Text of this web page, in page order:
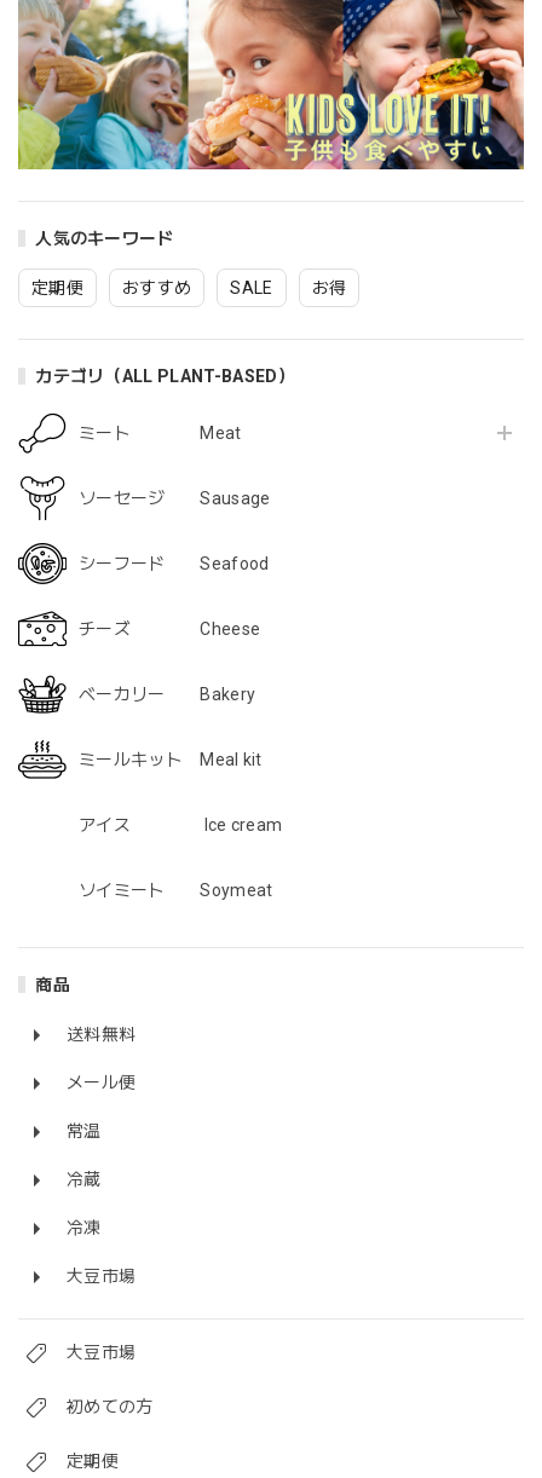
人気のキーワード
定期便 おすすめ SALE お得
カテゴリ（ALL PLANT-BASED）
ミート Meat
ソーセージ Sausage
シーフード Seafood
チーズ Cheese
ベーカリー Bakery
ミールキット Meal kit
アイス Ice cream
ソイミート Soymeat
商品
送料無料
メール便
常温
冷蔵
冷凍
大豆市場
大豆市場
初めての方
定期便
ねっとり美味しかった
marude®︎チーズ！セミハードタイプ 500g 業務用ブロック
2023/05/07
2023/05/07
これは美味しいです♪ また購入します
2023/01/20
大好きで大量買いしました。 今まで食べたveganソーセージ
で一番美味しいです！！ クオリティがかなり高くびっくり
です！
2022/02/07